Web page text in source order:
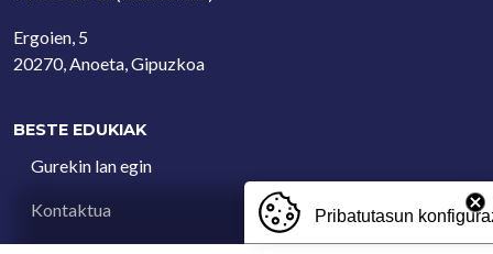
Ergoien, 5
20270, Anoeta, Gipuzkoa
BESTE EDUKIAK
Gurekin lan egin
Kontaktua Pribatutasun